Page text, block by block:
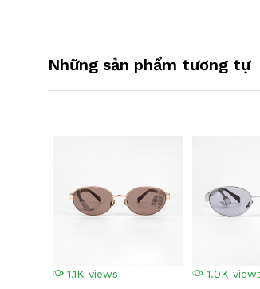
Những sản phẩm tương tự
1.1K views
1.0K